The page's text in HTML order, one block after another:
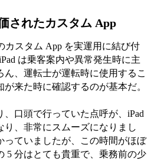
されたカスタム App
カスタム App を実運用に結び付
は乗客案内や異常発生時に主
、運転士が運転時に使用するこ
来た時に確認するのが基本だ。
、口頭で行っていた点呼が、iPad
り、非常にスムーズになりまし
っていましたが、この時間がほぼ
5 分はとても貴重で、乗務前の少